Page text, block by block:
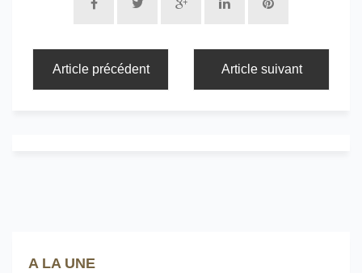
Article précédent Article suivant
A LA UNE